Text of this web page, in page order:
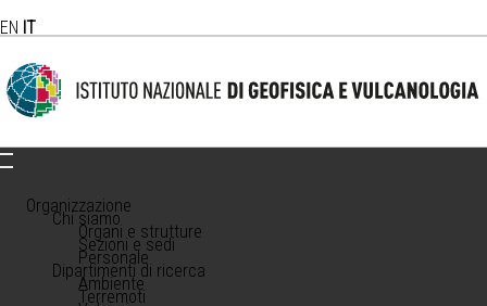
EN IT
Organizzazione
Chi siamo
Organi e strutture
Sezioni e sedi
Personale
Dipartimenti di ricerca
Ambiente
Terremoti